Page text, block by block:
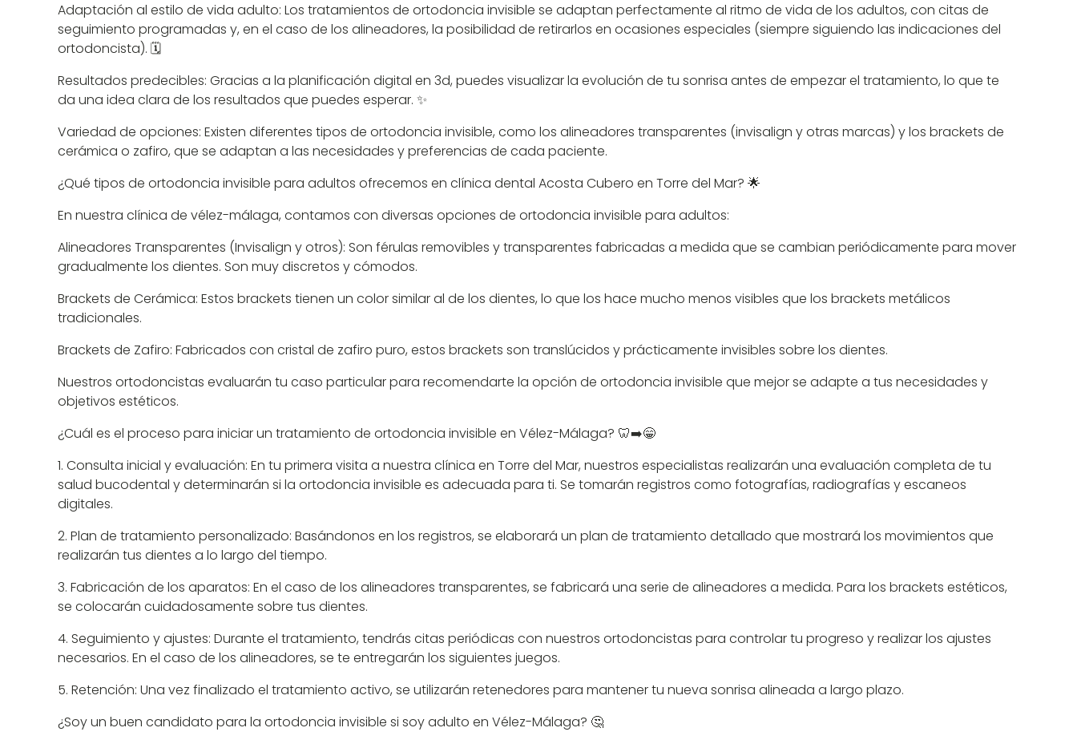
Adaptación al estilo de vida adulto: Los tratamientos de ortodoncia invisible se adaptan perfectamente al ritmo de vida de los adultos, con citas de
seguimiento programadas y, en el caso de los alineadores, la posibilidad de retirarlos en ocasiones especiales (siempre siguiendo las indicaciones del
ortodoncista). 🗓️
Resultados predecibles: Gracias a la planificación digital en 3d, puedes visualizar la evolución de tu sonrisa antes de empezar el tratamiento, lo que te
da una idea clara de los resultados que puedes esperar. ✨
Variedad de opciones: Existen diferentes tipos de ortodoncia invisible, como los alineadores transparentes (invisalign y otras marcas) y los brackets de
cerámica o zafiro, que se adaptan a las necesidades y preferencias de cada paciente.
¿Qué tipos de ortodoncia invisible para adultos ofrecemos en clínica dental Acosta Cubero en Torre del Mar? 🌟
En nuestra clínica de vélez-málaga, contamos con diversas opciones de ortodoncia invisible para adultos:
Alineadores Transparentes (Invisalign y otros): Son férulas removibles y transparentes fabricadas a medida que se cambian periódicamente para mover
gradualmente los dientes. Son muy discretos y cómodos.
Brackets de Cerámica: Estos brackets tienen un color similar al de los dientes, lo que los hace mucho menos visibles que los brackets metálicos
tradicionales.
Brackets de Zafiro: Fabricados con cristal de zafiro puro, estos brackets son translúcidos y prácticamente invisibles sobre los dientes.
Nuestros ortodoncistas evaluarán tu caso particular para recomendarte la opción de ortodoncia invisible que mejor se adapte a tus necesidades y
objetivos estéticos.
¿Cuál es el proceso para iniciar un tratamiento de ortodoncia invisible en Vélez-Málaga? 🦷➡️😁
Consulta inicial y evaluación: En tu primera visita a nuestra clínica en Torre del Mar, nuestros especialistas realizarán una evaluación completa de tu
salud bucodental y determinarán si la ortodoncia invisible es adecuada para ti. Se tomarán registros como fotografías, radiografías y escaneos
digitales.
Plan de tratamiento personalizado: Basándonos en los registros, se elaborará un plan de tratamiento detallado que mostrará los movimientos que
realizarán tus dientes a lo largo del tiempo.
Fabricación de los aparatos: En el caso de los alineadores transparentes, se fabricará una serie de alineadores a medida. Para los brackets estéticos,
se colocarán cuidadosamente sobre tus dientes.
Seguimiento y ajustes: Durante el tratamiento, tendrás citas periódicas con nuestros ortodoncistas para controlar tu progreso y realizar los ajustes
necesarios. En el caso de los alineadores, se te entregarán los siguientes juegos.
Retención: Una vez finalizado el tratamiento activo, se utilizarán retenedores para mantener tu nueva sonrisa alineada a largo plazo.
¿Soy un buen candidato para la ortodoncia invisible si soy adulto en Vélez-Málaga? 🤔